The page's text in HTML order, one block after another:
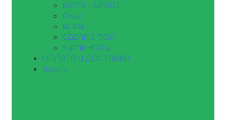
BRITE - БРАЙТ
Anza
ALPA
СДЕЛАЙ ПОЛ
SYMPHONY
ОПЛАТА И ДОСТАВКА
Услуги